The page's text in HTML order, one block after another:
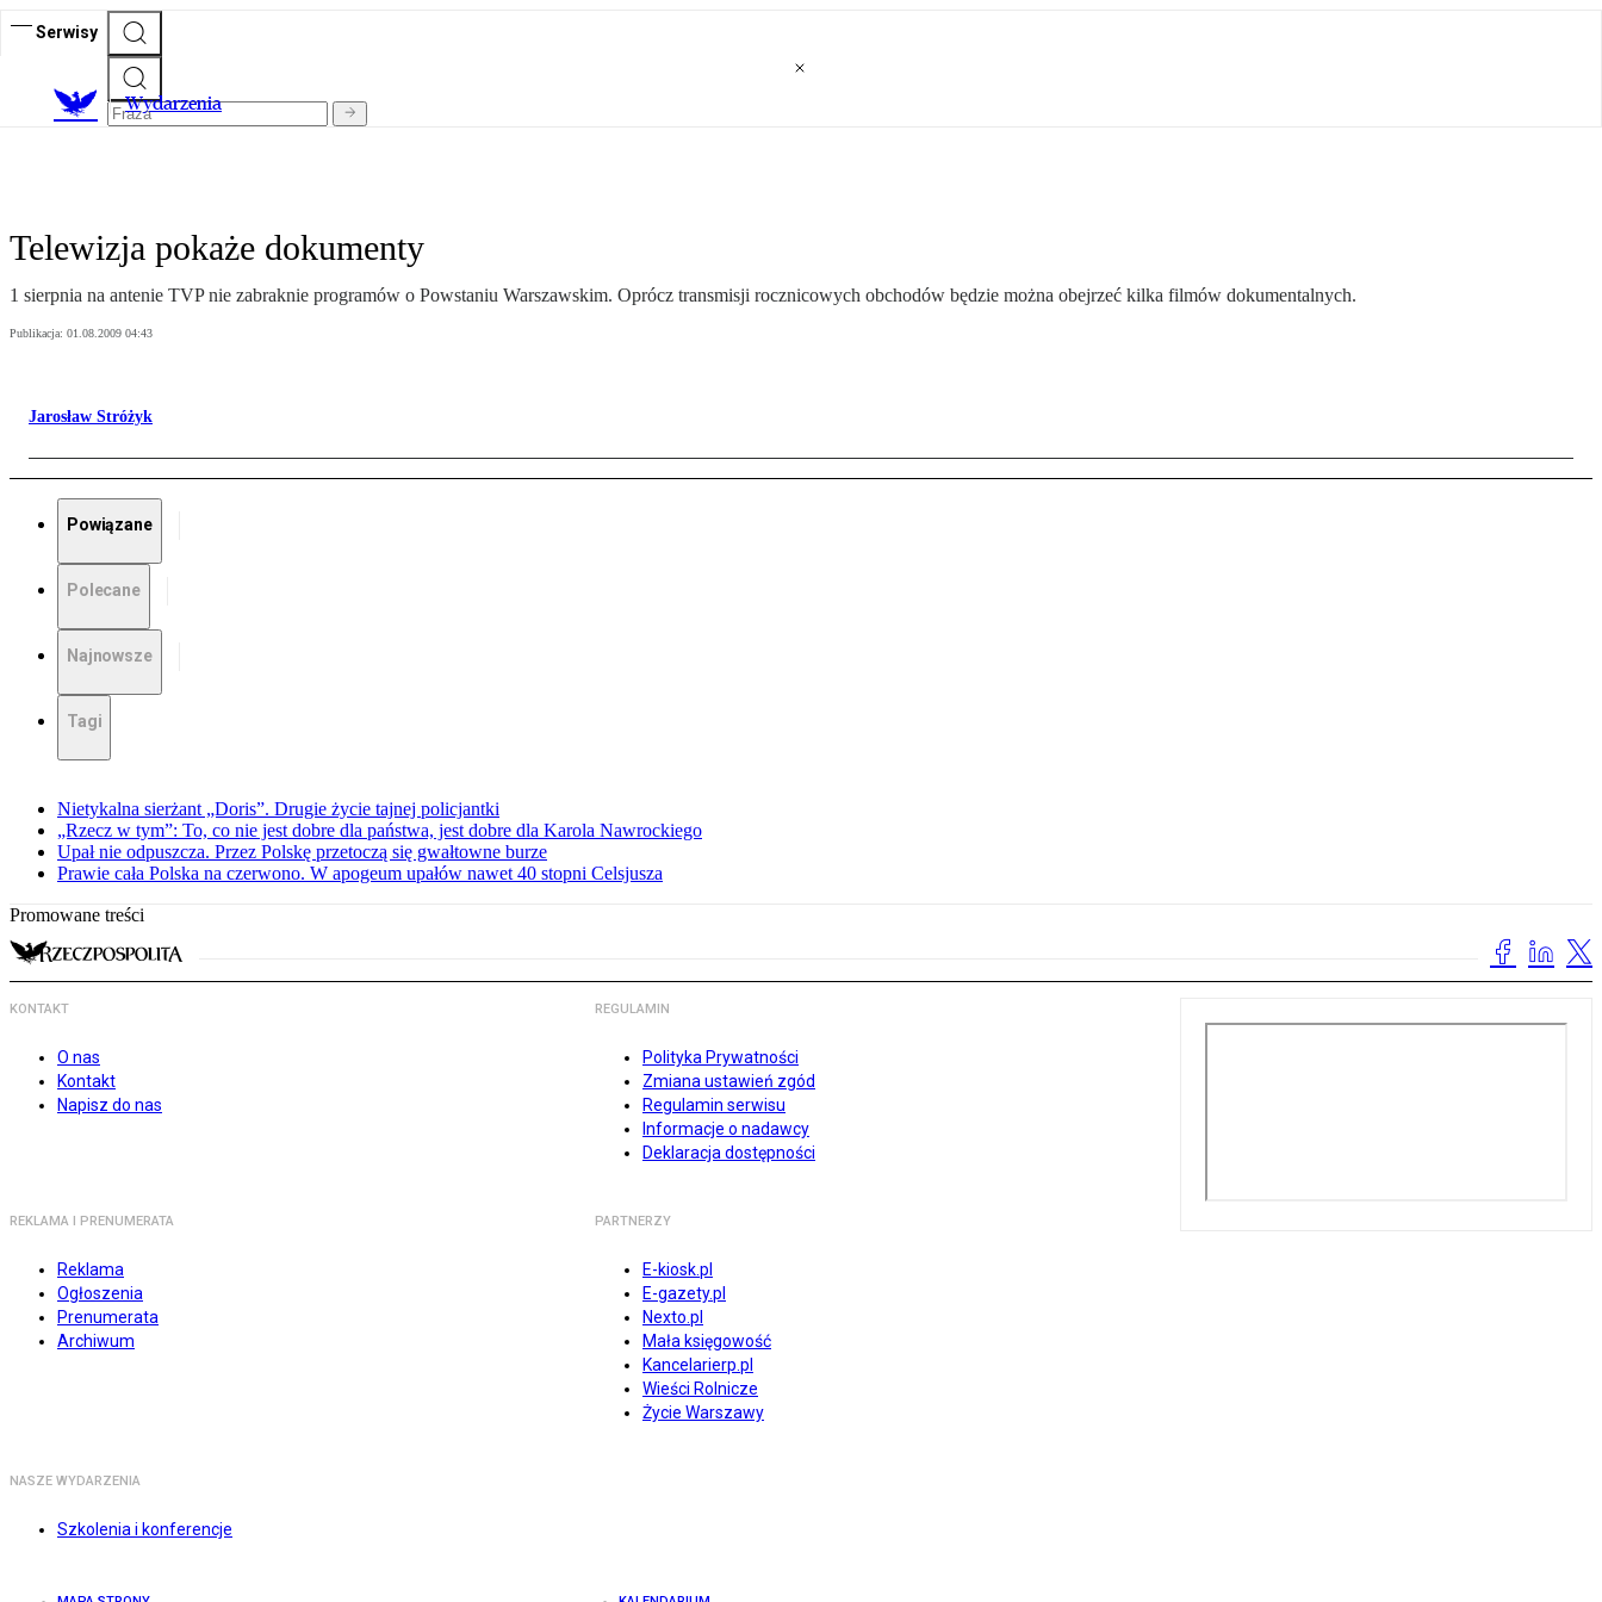
Serwisy
Wydarzenia
Telewizja pokaże dokumenty
1 sierpnia na antenie TVP nie zabraknie programów o Powstaniu Warszawskim. Oprócz transmisji rocznicowych obchodów będzie można obejrzeć kilka filmów dokumentalnych.
Publikacja: 01.08.2009 04:43
Jarosław Stróżyk
Powiązane
Polecane
Najnowsze
Tagi
Nietykalna sierżant „Doris”. Drugie życie tajnej policjantki
„Rzecz w tym”: To, co nie jest dobre dla państwa, jest dobre dla Karola Nawrockiego
Upał nie odpuszcza. Przez Polskę przetoczą się gwałtowne burze
Prawie cała Polska na czerwono. W apogeum upałów nawet 40 stopni Celsjusza
Promowane treści
KONTAKT
O nas
Kontakt
Napisz do nas
REGULAMIN
Polityka Prywatności
Zmiana ustawień zgód
Regulamin serwisu
Informacje o nadawcy
Deklaracja dostępności
REKLAMA I PRENUMERATA
Reklama
Ogłoszenia
Prenumerata
Archiwum
PARTNERZY
E-kiosk.pl
E-gazety.pl
Nexto.pl
Mała księgowość
Kancelarierp.pl
Wieści Rolnicze
Życie Warszawy
NASZE WYDARZENIA
Szkolenia i konferencje